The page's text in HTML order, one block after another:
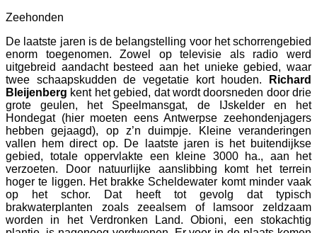
Zeehonden
De laatste jaren is de belangstelling voor het schorrengebied
enorm toegenomen. Zowel op televisie als radio werd
uitgebreid aandacht besteed aan het unieke gebied, waar
twee schaapskudden de vegetatie kort houden.
Richard
Bleijenberg kent het gebied, dat wordt doorsneden door drie
grote geulen, het Speelmansgat, de IJskelder en het
Hondegat (hier moeten eens Antwerpse zeehondenjagers
hebben gejaagd), op z’n duimpje. Kleine veranderingen
vallen hem direct op. De laatste jaren is het buitendijkse
gebied, totale oppervlakte een kleine 3000 ha., aan het
verzoeten. Door natuurlijke aanslibbing komt het terrein
hoger te liggen. Het brakke Scheldewater komt minder vaak
op het schor. Dat heeft tot gevolg dat typisch
brakwaterplanten zoals zeealsem of lamsoor zeldzaam
worden in het Verdronken Land. Obioni, een stokachtig